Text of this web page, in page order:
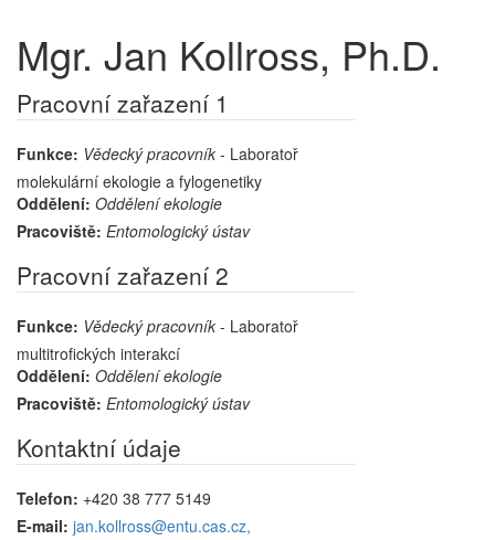
Mgr. Jan Kollross, Ph.D.
Pracovní zařazení 1
Funkce: Vědecký pracovník - Laboratoř
molekulární ekologie a fylogenetiky
Oddělení: Oddělení ekologie
Pracoviště: Entomologický ústav
Pracovní zařazení 2
Funkce: Vědecký pracovník - Laboratoř
multitrofických interakcí
Oddělení: Oddělení ekologie
Pracoviště: Entomologický ústav
Kontaktní údaje
Telefon: +420 38 777 5149
E-mail: jan.kollross@entu.cas.cz,